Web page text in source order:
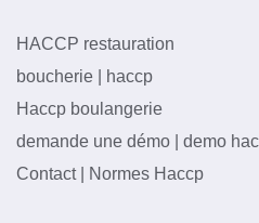
HACCP restauration
boucherie | haccp
Haccp boulangerie
demande une démo | demo
Contact | Normes Haccp